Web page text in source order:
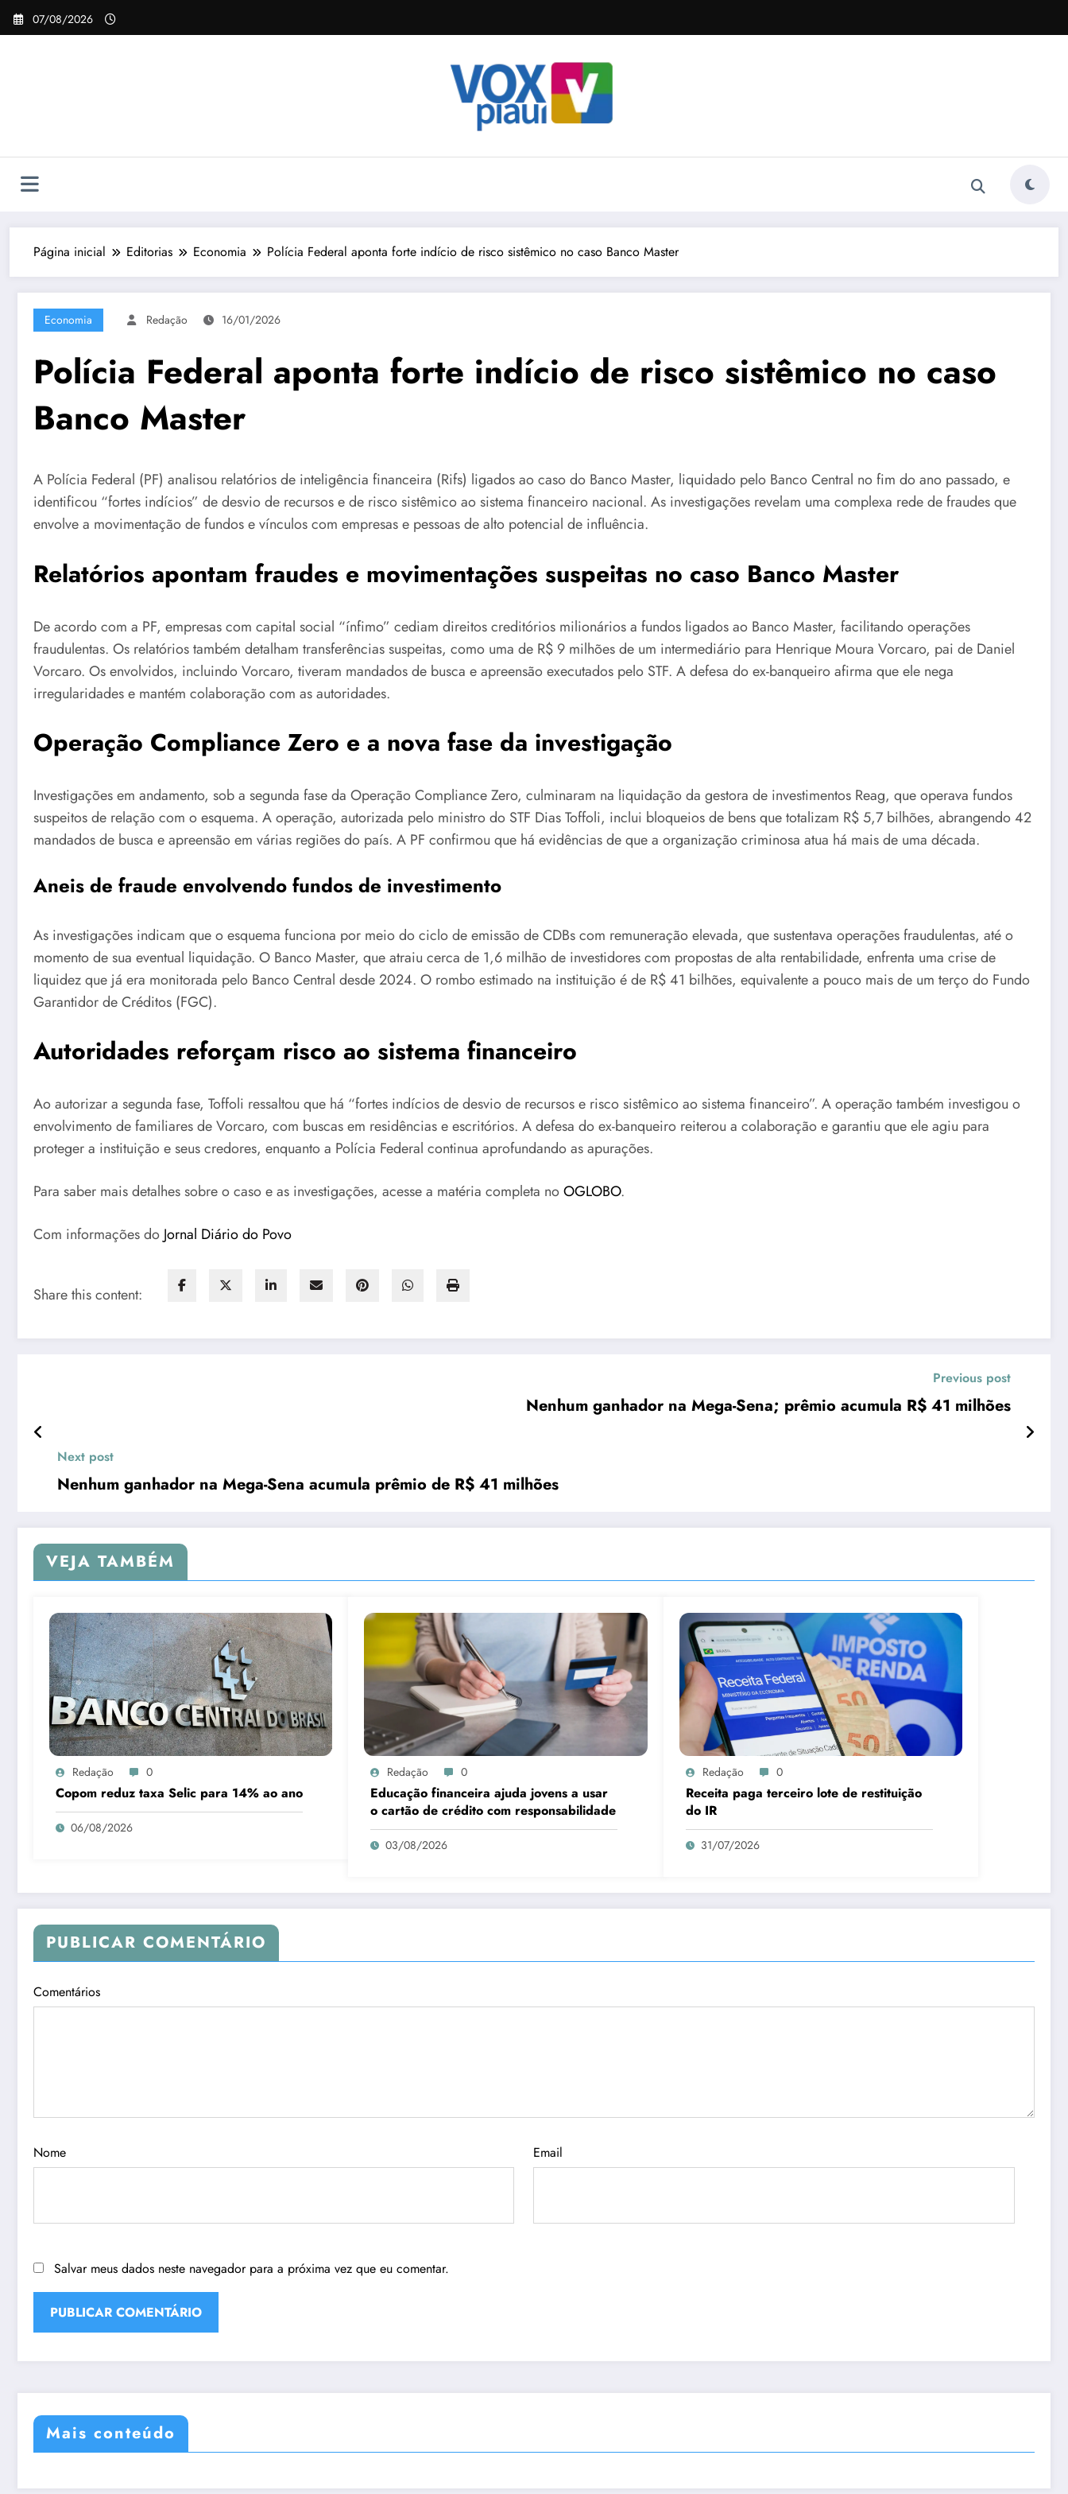
Pular
para
07/08/2026
Página inicial Editorias Economia Polícia Federal aponta forte indício de risco sistêmico no caso Banco Master
Economia Redação 16/01/2026
Polícia Federal aponta forte indício de risco sistêmico no caso
Banco Master
A Polícia Federal (PF) analisou relatórios de inteligência financeira (Rifs) ligados ao caso do Banco Master, liquidado pelo Banco Central no fim do ano passado, e
identificou “fortes indícios” de desvio de recursos e de risco sistêmico ao sistema financeiro nacional. As investigações revelam uma complexa rede de fraudes que
envolve a movimentação de fundos e vínculos com empresas e pessoas de alto potencial de influência.
Relatórios apontam fraudes e movimentações suspeitas no caso Banco Master
De acordo com a PF, empresas com capital social “ínfimo” cediam direitos creditórios milionários a fundos ligados ao Banco Master, facilitando operações
fraudulentas. Os relatórios também detalham transferências suspeitas, como uma de R$ 9 milhões de um intermediário para Henrique Moura Vorcaro, pai de Daniel
Vorcaro. Os envolvidos, incluindo Vorcaro, tiveram mandados de busca e apreensão executados pelo STF. A defesa do ex-banqueiro afirma que ele nega
irregularidades e mantém colaboração com as autoridades.
Operação Compliance Zero e a nova fase da investigação
Investigações em andamento, sob a segunda fase da Operação Compliance Zero, culminaram na liquidação da gestora de investimentos Reag, que operava fundos
suspeitos de relação com o esquema. A operação, autorizada pelo ministro do STF Dias Toffoli, inclui bloqueios de bens que totalizam R$ 5,7 bilhões, abrangendo 42
mandados de busca e apreensão em várias regiões do país. A PF confirmou que há evidências de que a organização criminosa atua há mais de uma década.
Aneis de fraude envolvendo fundos de investimento
As investigações indicam que o esquema funciona por meio do ciclo de emissão de CDBs com remuneração elevada, que sustentava operações fraudulentas, até o
momento de sua eventual liquidação. O Banco Master, que atraiu cerca de 1,6 milhão de investidores com propostas de alta rentabilidade, enfrenta uma crise de
liquidez que já era monitorada pelo Banco Central desde 2024. O rombo estimado na instituição é de R$ 41 bilhões, equivalente a pouco mais de um terço do Fundo
Garantidor de Créditos (FGC).
Autoridades reforçam risco ao sistema financeiro
Ao autorizar a segunda fase, Toffoli ressaltou que há “fortes indícios de desvio de recursos e risco sistêmico ao sistema financeiro”. A operação também investigou o
envolvimento de familiares de Vorcaro, com buscas em residências e escritórios. A defesa do ex-banqueiro reiterou a colaboração e garantiu que ele agiu para
proteger a instituição e seus credores, enquanto a Polícia Federal continua aprofundando as apurações.
Para saber mais detalhes sobre o caso e as investigações, acesse a matéria completa noOGLOBO.
Com informações do Jornal Diário do Povo
Share this content:
Previous post
Nenhum ganhador na Mega-Sena; prêmio acumula R$ 41 milhões
Next post
Nenhum ganhador na Mega-Sena acumula prêmio de R$ 41 milhões
VEJA TAMBÉM
Redação 0
Copom reduz taxa Selic para 14% ao ano
06/08/2026
Redação 0
Educação financeira ajuda jovens a usar
o cartão de crédito com responsabilidade
03/08/2026
Redação 0
Receita paga terceiro lote de restituição
do IR
31/07/2026
PUBLICAR COMENTÁRIO
Comentários
Nome Email
Salvar meus dados neste navegador para a próxima vez que eu comentar.
Mais conteúdo